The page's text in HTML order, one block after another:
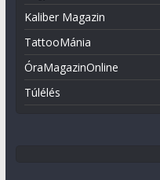
Kaliber Magazin
TattooMánia
ÓraMagazinOnline
Túlélés